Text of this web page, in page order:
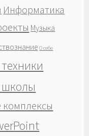
Информатика
Музыка
О себе